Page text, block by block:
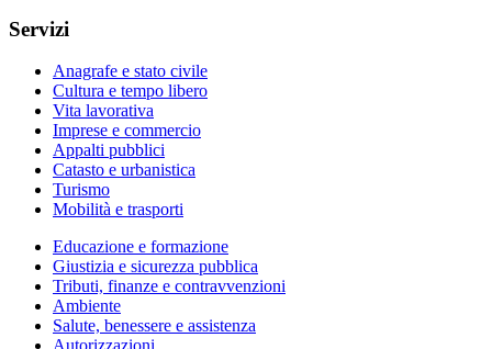
Servizi
Anagrafe e stato civile
Cultura e tempo libero
Vita lavorativa
Imprese e commercio
Appalti pubblici
Catasto e urbanistica
Turismo
Mobilità e trasporti
Educazione e formazione
Giustizia e sicurezza pubblica
Tributi, finanze e contravvenzioni
Ambiente
Salute, benessere e assistenza